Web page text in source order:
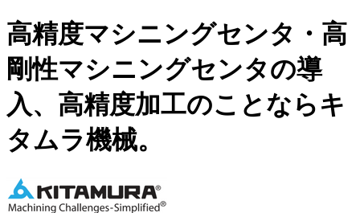
高精度マシニングセンタ・高
剛性マシニングセンタの導
入、高精度加工のことならキ
タムラ機械。